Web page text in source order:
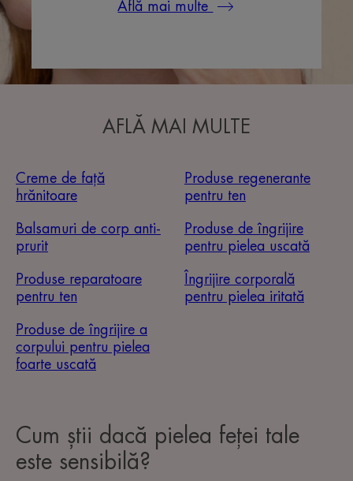
Află mai multe
AFLĂ MAI MULTE
Creme de față
hrănitoare
Produse regenerante
pentru ten
Balsamuri de corp anti-
prurit
Produse de îngrijire
pentru pielea uscată
Produse reparatoare
pentru ten
Îngrijire corporală
pentru pielea iritată
Produse de îngrijire a
corpului pentru pielea
foarte uscată
Cum știi dacă pielea feței tale
este sensibilă?